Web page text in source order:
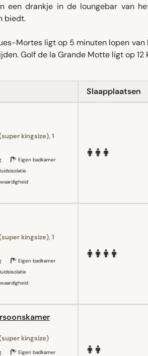
een drankje in de loungebar van
biedt.
Mortes ligt op 5 minuten lopen
Golf de la Grande Motte ligt op 12
Slaapplaatsen
kingsize), 1
Eigen badkamer
kingsize), 1
Eigen badkamer
kingsize)
Eigen badkamer